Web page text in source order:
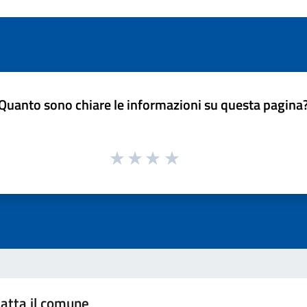
sono chiare le informazioni su questa
il comune